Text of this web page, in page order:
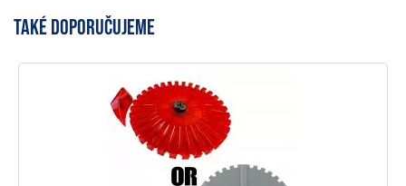
Top Maschine. Es ist meine 2. Dillonhülsenzuführung.
Präzise, zuverlässig einfach gut.
TAKÉ DOPORUČUJEME